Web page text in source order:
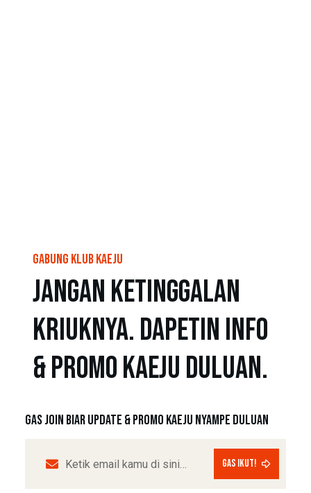
GABUNG Klub Kaeju
Jangan Ketinggalan
Kriuknya. Dapetin info
& promo Kaeju duluan.
Gas join biar update & promo Kaeju nyampe duluan
GAS IKUT!